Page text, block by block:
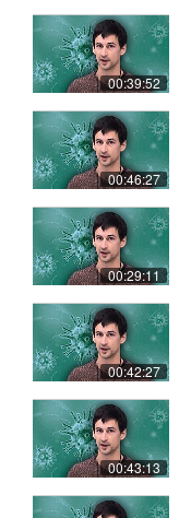
00:39:52
00:46:27
00:29:11
00:42:27
00:43:13